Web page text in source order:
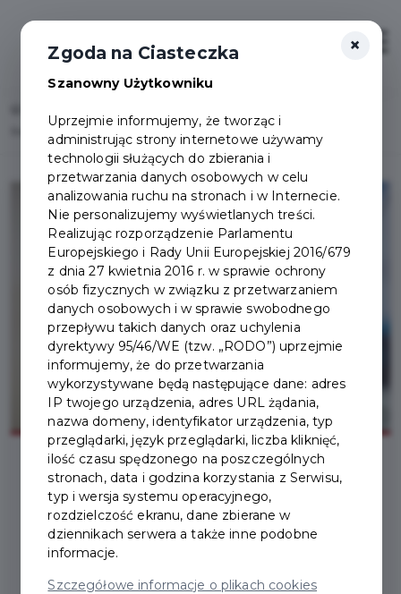
Bezpłatna mammografia dla mieszkanek Pruszcza Gdańskiego
2023-02-13
BEZPŁATNA
MAMMOGRAFIA DLA
×
Zgoda na Ciasteczka
Szanowny Użytkowniku
Uprzejmie informujemy, że tworząc i
administrując strony internetowe używamy
technologii służących do zbierania i
przetwarzania danych osobowych w celu
analizowania ruchu na stronach i w Internecie.
Nie personalizujemy wyświetlanych treści.
Realizując rozporządzenie Parlamentu
Europejskiego i Rady Unii Europejskiej 2016/679
z dnia 27 kwietnia 2016 r. w sprawie ochrony
osób fizycznych w związku z przetwarzaniem
danych osobowych i w sprawie swobodnego
przepływu takich danych oraz uchylenia
dyrektywy 95/46/WE (tzw. „RODO”) uprzejmie
informujemy, że do przetwarzania
wykorzystywane będą następujące dane: adres
IP twojego urządzenia, adres URL żądania,
nazwa domeny, identyfikator urządzenia, typ
przeglądarki, język przeglądarki, liczba kliknięć,
ilość czasu spędzonego na poszczególnych
stronach, data i godzina korzystania z Serwisu,
typ i wersja systemu operacyjnego,
rozdzielczość ekranu, dane zbierane w
dziennikach serwera a także inne podobne
informacje.
Szczegółowe informacje o plikach cookies